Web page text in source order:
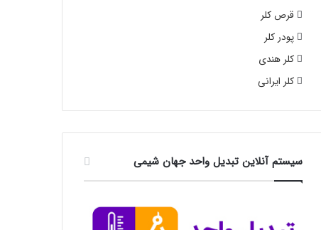
قرص کلر
پودر کلر
کلر هندی
کلر ایرانی
سیستم آنلاین تبدیل واحد جهان شیمی